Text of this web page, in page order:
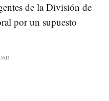
de la División de
por un supuesto